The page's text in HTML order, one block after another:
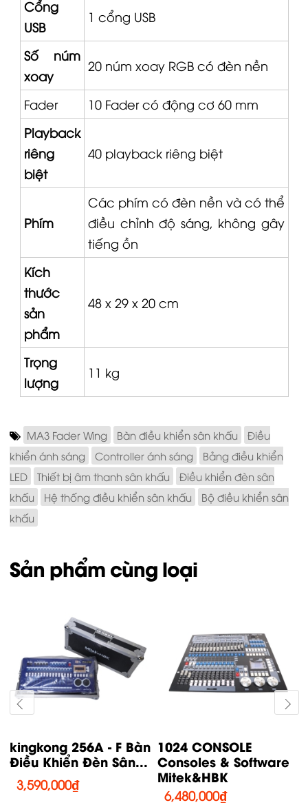
Cổng
USB
1 cổng USB
Số núm
xoay
20 núm xoay RGB có đèn nền
Fader 10 Fadercó động cơ 60 mm
Playback
riêng
biệt
40 playback riêng biệt
Phím
Các phím có đèn nền và có thể
điều chỉnh độ sáng, không gây
tiếng ồn
Kích
thước
sản
phẩm
48 x 29 x 20 cm
Trọng
lượng
11 kg
MA3 Fader Wing Bàn điều khiển sân khấu
Điều
khiển ánh sáng
Controller ánh sáng
Bảng điều khiển
LED
Thiết bị âm thanh sân khấu
Điều khiển đèn sân
khấu
Hệ thống điều khiển sân khấu
Bộ điều khiển sân
khấu
Sản phẩm cùng loại
Quartz Consoles &
Software Mitek&HBK
21,850,000₫
MA3 Command Wing
Consoles &
Software...
71,220,000₫